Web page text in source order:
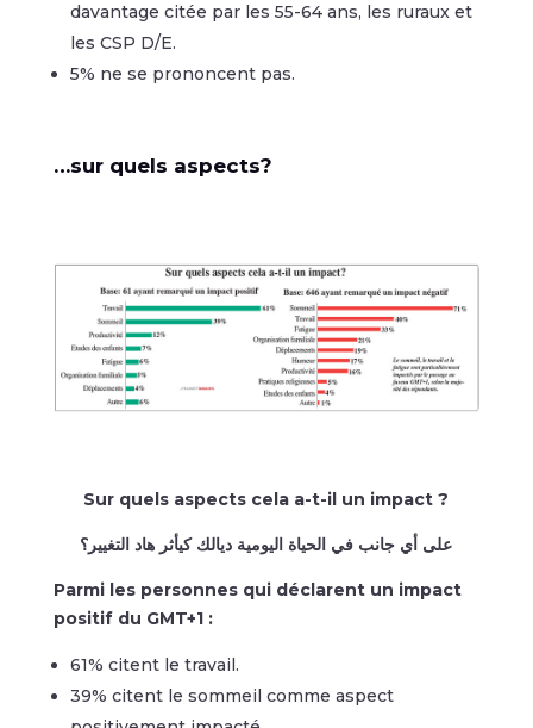
davantage citée par les 55-64 ans, les ruraux et
les CSP D/E.
5% ne se prononcent pas.
…sur quels aspects?
Sur quels aspects cela a-t-il un impact ?
على أي جانب في الحياة اليومية ديالك كيأثر هاد التغيير؟
Parmi les personnes qui déclarent un impact
positif du GMT+1 :
61% citent le travail.
39% citent le sommeil comme aspect